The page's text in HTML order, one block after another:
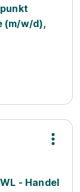
(m/w/d),
- Handel